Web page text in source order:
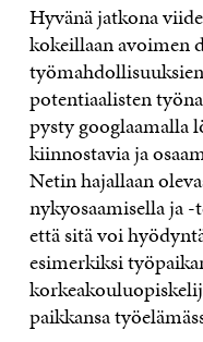
Hyvänä jatkona
kokeillaan avoimen
potentiaalisten
pysty googlaamalla
kiinnostavia ja
Netin hajallaan
nykyosaamisella ja
että sitä voi
esimerkiksi
paikkansa